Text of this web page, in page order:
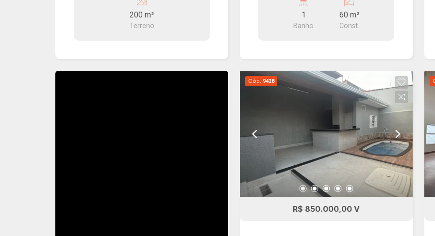
200 m²
Terreno
Hidromar e à Av. Dr. Ismael Alonso Y
1
Banho
60 m²
Const.
Cód. 9428
R$ 850.000,00 V